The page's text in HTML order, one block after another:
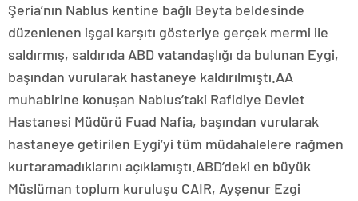
Şeria’nın Nablus kentine bağlı Beyta beldesinde
düzenlenen işgal karşıtı gösteriye gerçek mermi ile
saldırmış, saldırıda ABD vatandaşlığı da bulunan Eygi,
başından vurularak hastaneye kaldırılmıştı.AA
muhabirine konuşan Nablus’taki Rafidiye Devlet
Hastanesi Müdürü Fuad Nafia, başından vurularak
hastaneye getirilen Eygi’yi tüm müdahalelere rağmen
kurtaramadıklarını açıklamıştı.ABD’deki en büyük
Müslüman toplum kuruluşu CAIR, Ayşenur Ezgi